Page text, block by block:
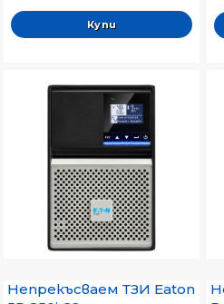
Непрекъсваем ТЗИ Eaton